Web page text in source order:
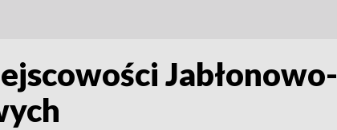
Jabłonowo-